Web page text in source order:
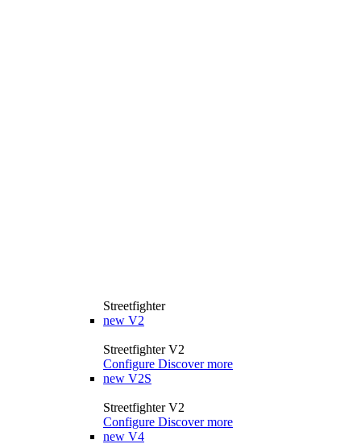
Streetfighter
new V2
Streetfighter V2
Configure Discover more
new V2S
Streetfighter V2
Configure Discover more
new V4